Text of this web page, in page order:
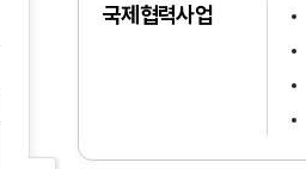
국제협력사업